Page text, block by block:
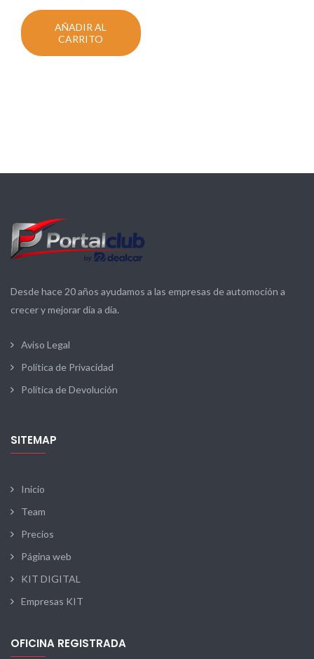
AÑADIR AL
CARRITO
Desde hace 20 años ayudamos a las empresas de automoción a
crecer y mejorar día a día.
Aviso Legal
Política de Privacidad
Política de Devolución
SITEMAP
Inicio
Team
Precios
Página web
KIT DIGITAL
Empresas KIT
OFICINA REGISTRADA